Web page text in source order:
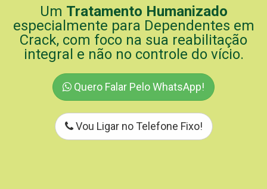
Um Tratamento Humanizado
especialmente para Dependentes em
Crack, com foco na sua reabilitação
integral e não no controle do vício.
Quero Falar Pelo WhatsApp!
Vou Ligar no Telefone Fixo!